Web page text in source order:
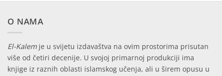
O NAMA
El-Kalemje u svijetu izdavaštva na ovim prostorima prisutan
više od četiri decenije. U svojoj primarnoj produkciji ima
knjige iz raznih oblasti islamskog učenja, ali u širem opusu u